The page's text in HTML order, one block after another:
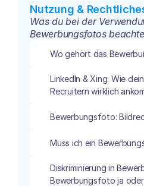
Nutzung &
Was du bei der
Bewerbungsfotos
Wo gehört das
LinkedIn & Xing: Wie
Recruitern wirklich
Bewerbungsfoto:
Muss ich ein
Diskriminierung in
Bewerbungsfoto ja oder